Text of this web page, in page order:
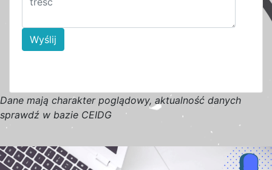
Wyślij
Dane mają charakter poglądowy, aktualność danych
sprawdź w bazie CEIDG